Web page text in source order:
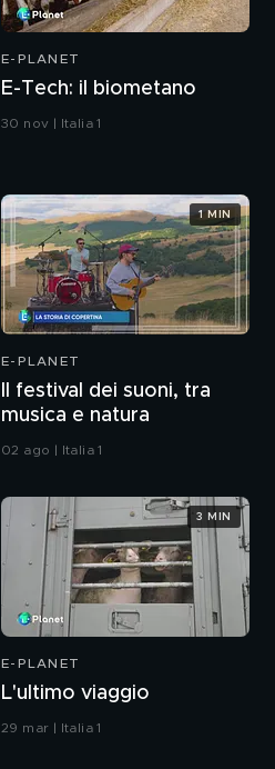
E-PLANET
E-Tech: il biometano
30 nov | Italia 1
E-PLANET
Il festival dei suoni, tra
musica e natura
02 ago | Italia 1
1 MIN
E-PLANET
L'ultimo viaggio
29 mar | Italia 1
3 MIN